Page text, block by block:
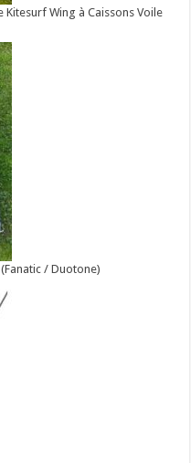
Wing à Caissons Voile
/ Duotone)